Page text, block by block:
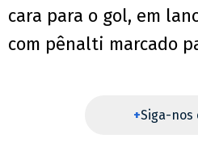
cara para o gol, em
com pênalti marcado
+Siga-nos